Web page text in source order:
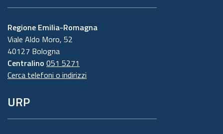
Regione Emilia-Romagna
Viale Aldo Moro, 52
40127 Bologna
Centralino 051 5271
Cerca telefoni o indirizzi
URP